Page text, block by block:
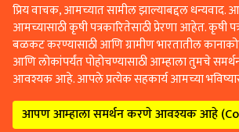
प्रिय वाचक, आमच्यात सामील झाल्याबद्दल
आमच्यासाठी कृषी पत्रकारितेसाठी प्रेरणा आहेत. कृषी
बळकट करण्यासाठी आणि ग्रामीण भारतातील
आणि लोकांपर्यंत पोहोचण्यासाठी आम्हाला तुमचे
आवश्यक आहे. आपले प्रत्येक सहकार्य आमच्या
आपण आम्हाला समर्थन करणे आवश्यक आहे